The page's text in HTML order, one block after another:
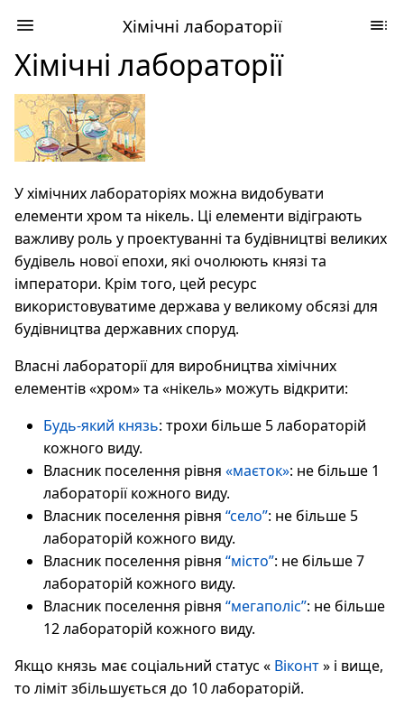
Хімічні лабораторії
Хімічні лабораторії
У хімічних лабораторіях можна видобувати
елементи хром та нікель. Ці елементи відіграють
важливу роль у проектуванні та будівництві великих
будівель нової епохи, які очолюють князі та
імператори. Крім того, цей ресурс
використовуватиме держава у великому обсязі для
будівництва державних споруд.
Власні лабораторії для виробництва хімічних
елементів «хром» та «нікель» можуть відкрити:
Будь-який князь: трохи більше 5 лабораторій
кожного виду.
Власник поселення рівня «маєток»: не більше 1
лабораторії кожного виду.
Власник поселення рівня “село”: не більше 5
лабораторій кожного виду.
Власник поселення рівня “місто”: не більше 7
лабораторій кожного виду.
Власник поселення рівня “мегаполіс”: не більше
12 лабораторій кожного виду.
Якщо князь має соціальний статус « Віконт» і вище,
то ліміт збільшується до 10 лабораторій.